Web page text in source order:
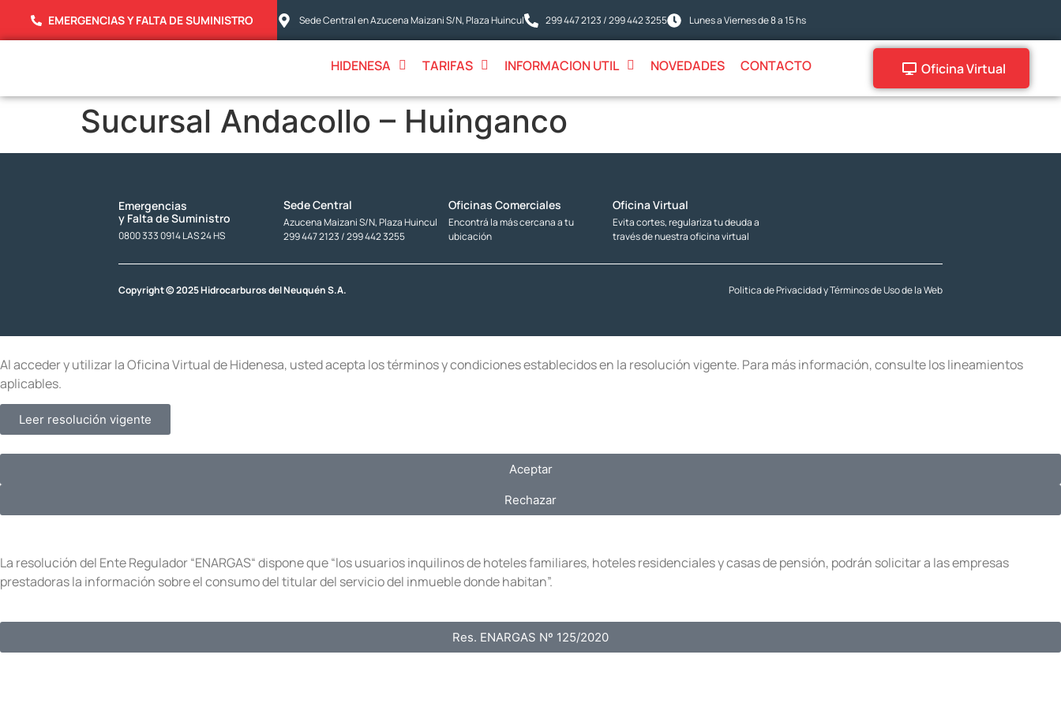
EMERGENCIAS Y FALTA DE SUMINISTRO Sede Central en Azucena Maizani S/N, Plaza Huincul 299 447 2123 / 299 442 3255 Lunes a Viernes de 8 a 15 hs
HIDENESA TARIFAS INFORMACION UTIL NOVEDADES CONTACTO Oficina Virtual
Sucursal Andacollo – Huinganco
Emergencias
y Falta de Suministro
0800 333 0914 LAS 24 HS
Sede Central
Azucena Maizani S/N, Plaza Huincul
299 447 2123 / 299 442 3255
Oficinas Comerciales
Encontrá la más cercana a tu
ubicación
Oficina Virtual
Evita cortes, regulariza tu deuda a
través de nuestra oficina virtual
Copyright © 2025 Hidrocarburos del Neuquén S.A. Politica de Privacidad y Términos de Uso de la Web
Al acceder y utilizar la Oficina Virtual de Hidenesa, usted acepta los términos y condiciones establecidos en la resolución vigente. Para más información, consulte los lineamientos
aplicables.
Leer resolución vigente
Aceptar
Rechazar
La resolución del Ente Regulador “ENARGAS“ dispone que “los usuarios inquilinos de hoteles familiares, hoteles residenciales y casas de pensión, podrán solicitar a las empresas
prestadoras la información sobre el consumo del titular del servicio del inmueble donde habitan”.
Res. ENARGAS Nº 125/2020